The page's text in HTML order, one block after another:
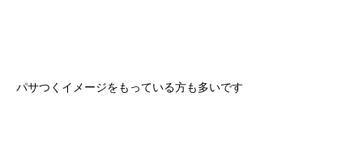
パサつくイメージをもっている方も多いです